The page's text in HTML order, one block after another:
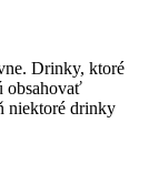
Drinky, ktoré
obsahovať
niektoré drinky